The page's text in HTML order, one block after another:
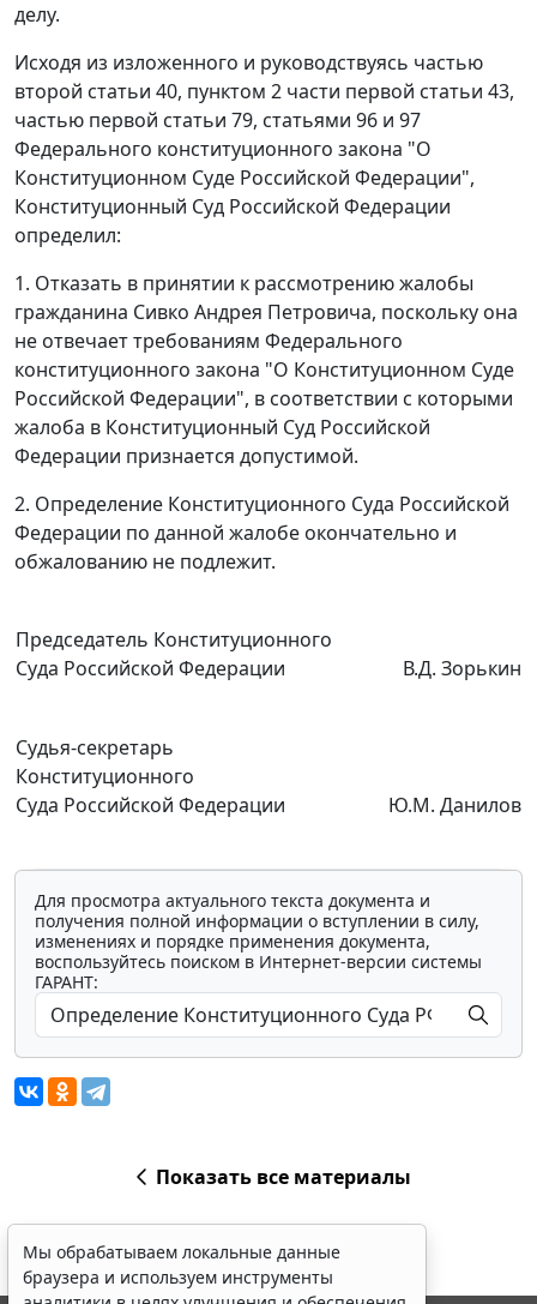
делу.
Исходя из изложенного и руководствуясь частью
второй статьи 40, пунктом 2 части первой статьи 43,
частью первой статьи 79, статьями 96 и 97
Федерального конституционного закона "О
Конституционном Суде Российской Федерации",
Конституционный Суд Российской Федерации
определил:
1. Отказать в принятии к рассмотрению жалобы
гражданина Сивко Андрея Петровича, поскольку она
не отвечает требованиям Федерального
конституционного закона "О Конституционном Суде
Российской Федерации", в соответствии с которыми
жалоба в Конституционный Суд Российской
Федерации признается допустимой.
2. Определение Конституционного Суда Российской
Федерации по данной жалобе окончательно и
обжалованию не подлежит.
Председатель Конституционного
Суда Российской Федерации
В.Д. Зорькин
Судья-секретарь
Конституционного
Суда Российской Федерации
Ю.М. Данилов
Для просмотра актуального текста документа и
получения полной информации о вступлении в силу,
изменениях и порядке применения документа,
воспользуйтесь поиском в Интернет-версии системы
ГАРАНТ:
Показать все материалы
Мы обрабатываем локальные данные
браузера и используем инструменты